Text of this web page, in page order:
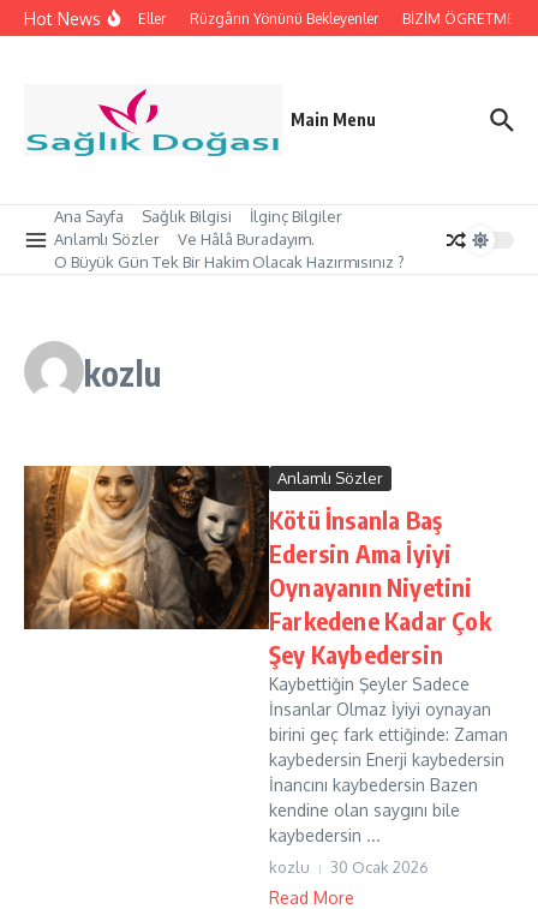
İçeriğe atla
Hot News
İpleri Tutan Eller Rüzgârın Yönünü Bekleyenler BİZİM
Main Menu
Ana Sayfa Sağlık Bilgisi
İlginç Bilgiler
Anlamlı Sözler
Ve Hâlâ Buradayım.
O Büyük Gün Tek Bir Hakim Olacak Hazırmısınız ?
kozlu
Anlamlı Sözler
Kötü İnsanla Baş
Edersin Ama İyiyi
Oynayanın Niyetini
Farkedene Kadar Çok
Şey Kaybedersin
Kaybettiğin Şeyler Sadece
İnsanlar Olmaz İyiyi oynayan
birini geç fark ettiğinde: Zaman
kaybedersin Enerji kaybedersin
İnancını kaybedersin Bazen
kendine olan saygını bile
kaybedersin ...
kozlu 30 Ocak 2026
Read More